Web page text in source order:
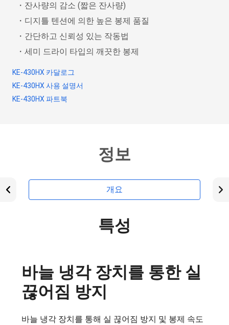
・잔사량의 감소 (짧은 잔사량)
・디지틀 텐션에 의한 높은 봉제 품질
・간단하고 신뢰성 있는 작동법
・세미 드라이 타입의 깨끗한 봉제
KE-430HX 카달로그
KE-430HX 사용 설명서
KE-430HX 파트북
정보
개요
특성
바늘 냉각 장치를 통한 실
끊어짐 방지
바늘 냉각 장치를 통해 실 끊어짐 방지 및 봉제 속도